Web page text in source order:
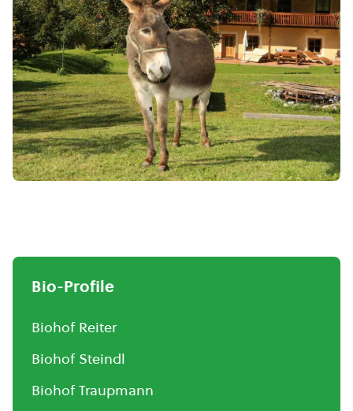
Bio-Profile
Biohof Reiter
Biohof Steindl
Biohof Traupmann